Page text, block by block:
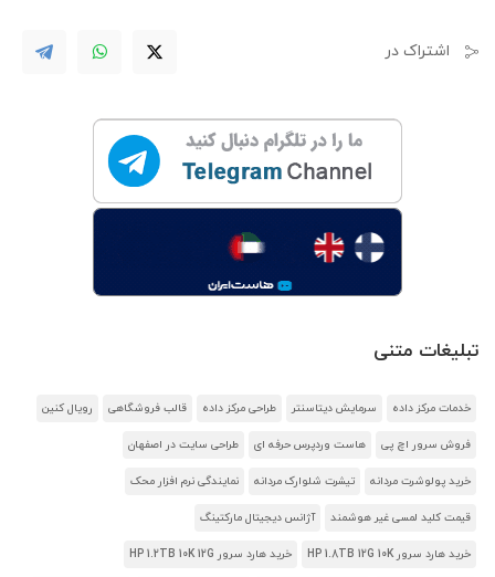
اشتراک در
تبلیغات متنی
خدمات مرکز داده سرمایش دیتاسنتر طراحی مرکز داده قالب فروشگاهی رویال کنین
فروش سرور اچ پی هاست وردپرس حرفه ای طراحی سایت در اصفهان
خرید پولوشرت مردانه تیشرت شلوارک مردانه نمایندگی نرم افزار محک
قیمت کلید لمسی غیر هوشمند آژانس دیجیتال مارکتینگ
خرید هارد سرور HP 1.8TB 12G 10K خرید هارد سرور HP 1.2TB 10K 12G